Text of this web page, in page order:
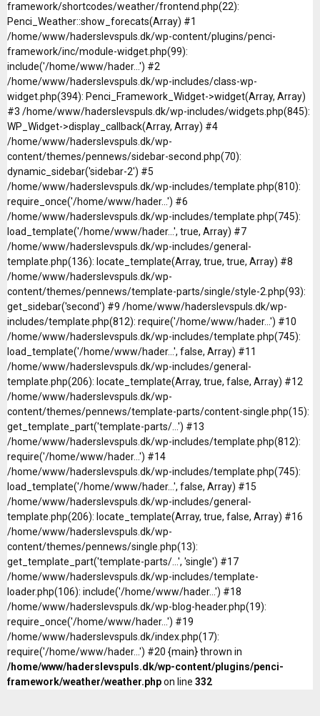
framework/shortcodes/weather/frontend.php(22):
Penci_Weather::show_forecats(Array) #1
/home/www/haderslevspuls.dk/wp-content/plugins/penci-
framework/inc/module-widget.php(99):
include('/home/www/hader...') #2
/home/www/haderslevspuls.dk/wp-includes/class-wp-
widget.php(394): Penci_Framework_Widget->widget(Array, Array)
#3 /home/www/haderslevspuls.dk/wp-includes/widgets.php(845):
WP_Widget->display_callback(Array, Array) #4
/home/www/haderslevspuls.dk/wp-
content/themes/pennews/sidebar-second.php(70):
dynamic_sidebar('sidebar-2') #5
/home/www/haderslevspuls.dk/wp-includes/template.php(810):
require_once('/home/www/hader...') #6
/home/www/haderslevspuls.dk/wp-includes/template.php(745):
load_template('/home/www/hader...', true, Array) #7
/home/www/haderslevspuls.dk/wp-includes/general-
template.php(136): locate_template(Array, true, true, Array) #8
/home/www/haderslevspuls.dk/wp-
content/themes/pennews/template-parts/single/style-2.php(93):
get_sidebar('second') #9 /home/www/haderslevspuls.dk/wp-
includes/template.php(812): require('/home/www/hader...') #10
/home/www/haderslevspuls.dk/wp-includes/template.php(745):
load_template('/home/www/hader...', false, Array) #11
/home/www/haderslevspuls.dk/wp-includes/general-
template.php(206): locate_template(Array, true, false, Array) #12
/home/www/haderslevspuls.dk/wp-
content/themes/pennews/template-parts/content-single.php(15):
get_template_part('template-parts/...') #13
/home/www/haderslevspuls.dk/wp-includes/template.php(812):
require('/home/www/hader...') #14
/home/www/haderslevspuls.dk/wp-includes/template.php(745):
load_template('/home/www/hader...', false, Array) #15
/home/www/haderslevspuls.dk/wp-includes/general-
template.php(206): locate_template(Array, true, false, Array) #16
/home/www/haderslevspuls.dk/wp-
content/themes/pennews/single.php(13):
get_template_part('template-parts/...', 'single') #17
/home/www/haderslevspuls.dk/wp-includes/template-
loader.php(106): include('/home/www/hader...') #18
/home/www/haderslevspuls.dk/wp-blog-header.php(19):
require_once('/home/www/hader...') #19
/home/www/haderslevspuls.dk/index.php(17):
require('/home/www/hader...') #20 {main} thrown in
/home/www/haderslevspuls.dk/wp-content/plugins/penci-
framework/weather/weather.phpon line 332